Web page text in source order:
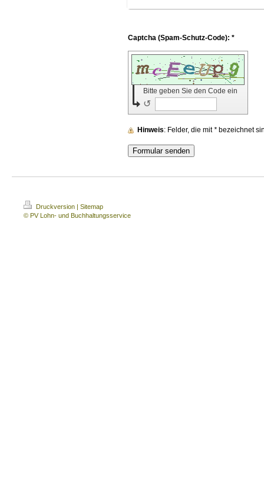
Captcha (Spam-Schutz-Code): *
Bitte geben Sie den Code ein
↺
Hinweis : Felder, die mit* bezeichnet
Druckversion
Sitemap
© PV Lohn- und Buchhaltungsservice